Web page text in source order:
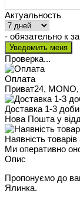
Актуальность
- обязательно к
Проверка...
Оплата
Приват24,
Доставка 1-3 доби
Нова Пошта у
Наявність
Ми оперативно
Опис
Пропонуємо до
Ялинка.